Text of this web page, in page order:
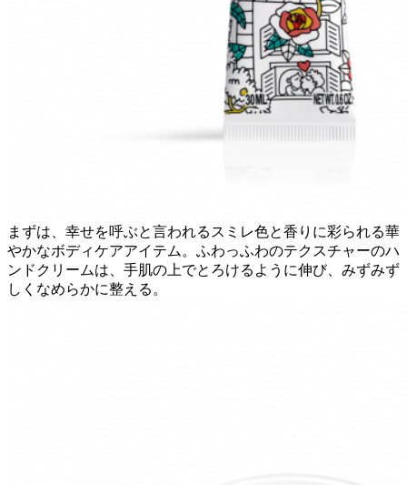
まずは、幸せを呼ぶと言われるスミレ色と香りに彩られる華
やかなボディケアアイテム。ふわっふわのテクスチャーのハ
ンドクリームは、手肌の上でとろけるように伸び、みずみず
しくなめらかに整える。